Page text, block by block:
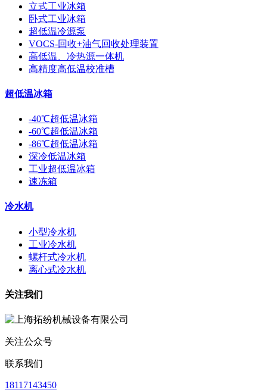
立式工业冰箱
卧式工业冰箱
超低温冷源泵
VOCS-回收+油气回收处理装置
高低温、冷热源一体机
高精度高低温校准槽
超低温冰箱
-40℃超低温冰箱
-60℃超低温冰箱
-86℃超低温冰箱
深冷低温冰箱
工业超低温冰箱
速冻箱
冷水机
小型冷水机
工业冷水机
螺杆式冷水机
离心式冷水机
关注我们
关注公众号
联系我们
18117143450